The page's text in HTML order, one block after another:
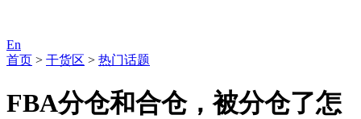
En
首页 > 干货区 > 热门话题
FBA分仓和合仓，被分仓了怎